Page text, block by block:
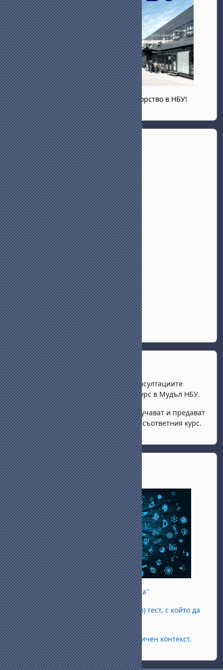
Запознайте се със системата за тюторство в НБУ!
Passer Важно
Важно
Учебни материали и записина консултациите
можете да намерите в съответния курс в Мудъл НБУ.
Курсовите работи(казусите) се получават и предават
по електронен път,в заданието към съответния курс.
Passer Академична етика
Академична етика
В "Академична етика"
можете да направите (и анонимно) тест, с който да
установите дали
нещо е етично или не в академичен контекст.